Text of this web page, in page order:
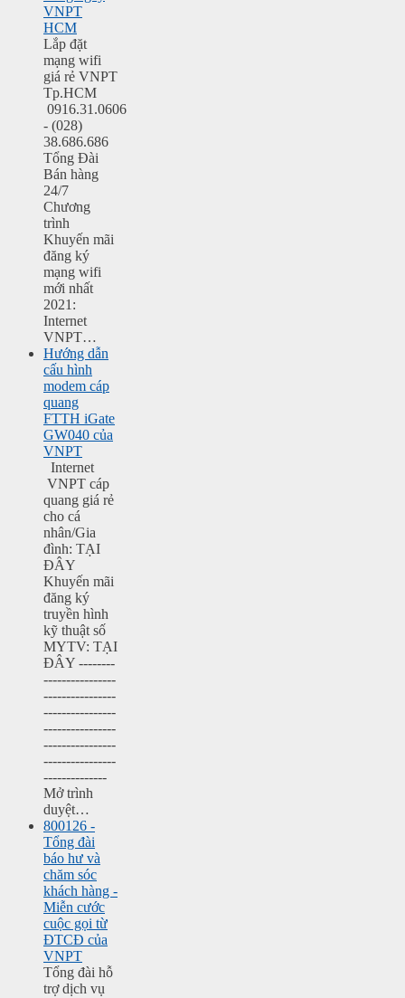
VNPT
HCM
Lắp đặt
mạng wifi
giá rẻ VNPT
Tp.HCM
0916.31.0606
- (028)
38.686.686
Tổng Đài
Bán hàng
24/7
Chương
trình
Khuyến mãi
đăng ký
mạng wifi
mới nhất
2021:
Internet
VNPT…
Hướng dẫn
cấu hình
modem cáp
quang
FTTH iGate
GW040 của
VNPT
Internet
VNPT cáp
quang giá rẻ
cho cá
nhân/Gia
đình: TẠI
ĐÂY
Khuyến mãi
đăng ký
truyền hình
kỹ thuật số
MYTV: TẠI
ĐÂY --------
----------------
----------------
----------------
----------------
----------------
----------------
--------------
Mở trình
duyệt…
800126 -
Tổng đài
báo hư và
chăm sóc
khách hàng -
Miễn cước
cuộc gọi từ
ĐTCĐ của
VNPT
Tổng đài hỗ
trợ dịch vụ